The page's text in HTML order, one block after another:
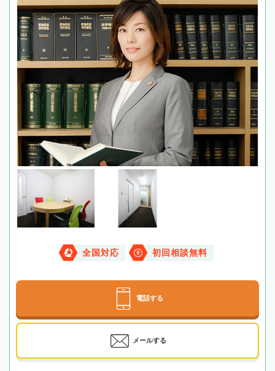
全国対応 初回相談無料
電話する
メールする